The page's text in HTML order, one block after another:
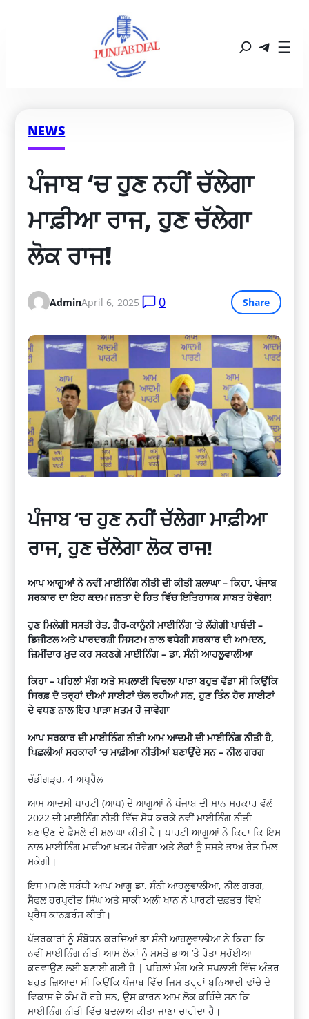
NEWS
ਪੰਜਾਬ ‘ਚ ਹੁਣ ਨਹੀਂ ਚੱਲੇਗਾ
ਮਾਫ਼ੀਆ ਰਾਜ, ਹੁਣ ਚੱਲੇਗਾ
ਲੋਕ ਰਾਜ!
AdminApril 6, 2025 0 Share
ਪੰਜਾਬ ‘ਚ ਹੁਣ ਨਹੀਂ ਚੱਲੇਗਾ ਮਾਫ਼ੀਆ
ਰਾਜ, ਹੁਣ ਚੱਲੇਗਾ ਲੋਕ ਰਾਜ!
ਆਪ ਆਗੂਆਂ ਨੇ ਨਵੀਂ ਮਾਈਨਿੰਗ ਨੀਤੀ ਦੀ ਕੀਤੀ ਸ਼ਲਾਘਾ – ਕਿਹਾ, ਪੰਜਾਬ
ਸਰਕਾਰ ਦਾ ਇਹ ਕਦਮ ਜਨਤਾ ਦੇ ਹਿਤ ਵਿੱਚ ਇਤਿਹਾਸਕ ਸਾਬਤ ਹੋਵੇਗਾ!
ਹੁਣ ਮਿਲੇਗੀ ਸਸਤੀ ਰੇਤ, ਗੈਰ-ਕਾਨੂੰਨੀ ਮਾਈਨਿੰਗ ‘ਤੇ ਲੱਗੇਗੀ ਪਾਬੰਦੀ –
ਡਿਜੀਟਲ ਅਤੇ ਪਾਰਦਰਸ਼ੀ ਸਿਸਟਮ ਨਾਲ ਵਧੇਗੀ ਸਰਕਾਰ ਦੀ ਆਮਦਨ,
ਜ਼ਿਮੀਂਦਾਰ ਖ਼ੁਦ ਕਰ ਸਕਣਗੇ ਮਾਈਨਿੰਗ – ਡਾ. ਸੰਨੀ ਆਹਲੂਵਾਲੀਆ
ਕਿਹਾ – ਪਹਿਲਾਂ ਮੰਗ ਅਤੇ ਸਪਲਾਈ ਵਿਚਲਾ ਪਾੜਾ ਬਹੁਤ ਵੱਡਾ ਸੀ ਕਿਉਂਕਿ
ਸਿਰਫ਼ ਦੋ ਤਰ੍ਹਾਂ ਦੀਆਂ ਸਾਈਟਾਂ ਚੱਲ ਰਹੀਆਂ ਸਨ, ਹੁਣ ਤਿੰਨ ਹੋਰ ਸਾਈਟਾਂ
ਦੇ ਵਧਣ ਨਾਲ ਇਹ ਪਾੜਾ ਖ਼ਤਮ ਹੋ ਜਾਵੇਗਾ
ਆਪ ਸਰਕਾਰ ਦੀ ਮਾਈਨਿੰਗ ਨੀਤੀ ਆਮ ਆਦਮੀ ਦੀ ਮਾਈਨਿੰਗ ਨੀਤੀ ਹੈ,
ਪਿਛਲੀਆਂ ਸਰਕਾਰਾਂ ‘ਚ ਮਾਫ਼ੀਆ ਨੀਤੀਆਂ ਬਣਾਉਂਦੇ ਸਨ – ਨੀਲ ਗਰਗ
ਚੰਡੀਗੜ੍ਹ, 4 ਅਪ੍ਰੈਲ
ਆਮ ਆਦਮੀ ਪਾਰਟੀ (ਆਪ) ਦੇ ਆਗੂਆਂ ਨੇ ਪੰਜਾਬ ਦੀ ਮਾਨ ਸਰਕਾਰ ਵੱਲੋਂ
2022 ਦੀ ਮਾਈਨਿੰਗ ਨੀਤੀ ਵਿੱਚ ਸੋਧ ਕਰਕੇ ਨਵੀਂ ਮਾਈਨਿੰਗ ਨੀਤੀ
ਬਣਾਉਣ ਦੇ ਫ਼ੈਸਲੇ ਦੀ ਸ਼ਲਾਘਾ ਕੀਤੀ ਹੈ। ਪਾਰਟੀ ਆਗੂਆਂ ਨੇ ਕਿਹਾ ਕਿ ਇਸ
ਨਾਲ ਮਾਈਨਿੰਗ ਮਾਫ਼ੀਆ ਖ਼ਤਮ ਹੋਵੇਗਾ ਅਤੇ ਲੋਕਾਂ ਨੂੰ ਸਸਤੇ ਭਾਅ ਰੇਤ ਮਿਲ
ਸਕੇਗੀ।
ਇਸ ਮਾਮਲੇ ਸਬੰਧੀ ‘ਆਪ’ ਆਗੂ ਡਾ. ਸੰਨੀ ਆਹਲੂਵਾਲੀਆ, ਨੀਲ ਗਰਗ,
ਸੈਫਲ ਹਰਪ੍ਰੀਤ ਸਿੰਘ ਅਤੇ ਸਾਕੀ ਅਲੀ ਖਾਨ ਨੇ ਪਾਰਟੀ ਦਫ਼ਤਰ ਵਿਖੇ
ਪ੍ਰੈਸ ਕਾਨਫ਼ਰੰਸ ਕੀਤੀ।
ਪੱਤਰਕਾਰਾਂ ਨੂੰ ਸੰਬੋਧਨ ਕਰਦਿਆਂ ਡਾ ਸੰਨੀ ਆਹਲੂਵਾਲੀਆ ਨੇ ਕਿਹਾ ਕਿ
ਨਵੀਂ ਮਾਈਨਿੰਗ ਨੀਤੀ ਆਮ ਲੋਕਾਂ ਨੂੰ ਸਸਤੇ ਭਾਅ ‘ਤੇ ਰੇਤਾ ਮੁਹੱਈਆ
ਕਰਵਾਉਣ ਲਈ ਬਣਾਈ ਗਈ ਹੈ | ਪਹਿਲਾਂ ਮੰਗ ਅਤੇ ਸਪਲਾਈ ਵਿੱਚ ਅੰਤਰ
ਬਹੁਤ ਜ਼ਿਆਦਾ ਸੀ ਕਿਉਂਕਿ ਪੰਜਾਬ ਵਿੱਚ ਜਿਸ ਤਰ੍ਹਾਂ ਬੁਨਿਆਦੀ ਢਾਂਚੇ ਦੇ
ਵਿਕਾਸ ਦੇ ਕੰਮ ਹੋ ਰਹੇ ਸਨ, ਉਸ ਕਾਰਨ ਆਮ ਲੋਕ ਕਹਿੰਦੇ ਸਨ ਕਿ
ਮਾਈਨਿੰਗ ਨੀਤੀ ਵਿੱਚ ਬਦਲਾਅ ਕੀਤਾ ਜਾਣਾ ਚਾਹੀਦਾ ਹੈ।